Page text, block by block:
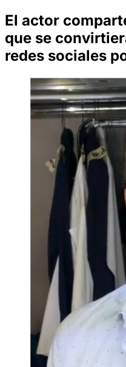
El actor
que se
redes sociales